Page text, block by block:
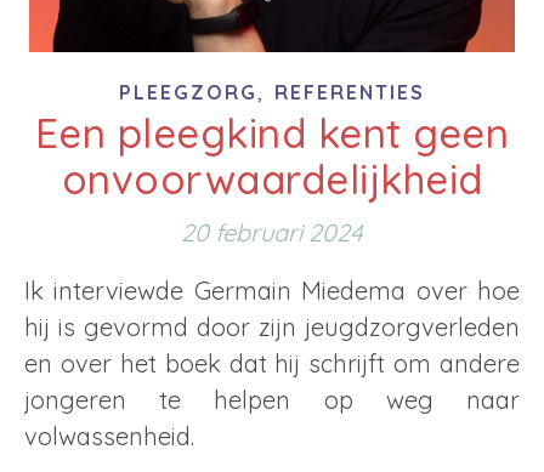
PLEEGZORG, REFERENTIES
Een pleegkind kent geen
onvoorwaardelijkheid
20 februari 2024
Ik interviewde Germain Miedema over hoe
hij is gevormd door zijn jeugdzorgverleden
en over het boek dat hij schrijft om andere
jongeren te helpen op weg naar
volwassenheid.